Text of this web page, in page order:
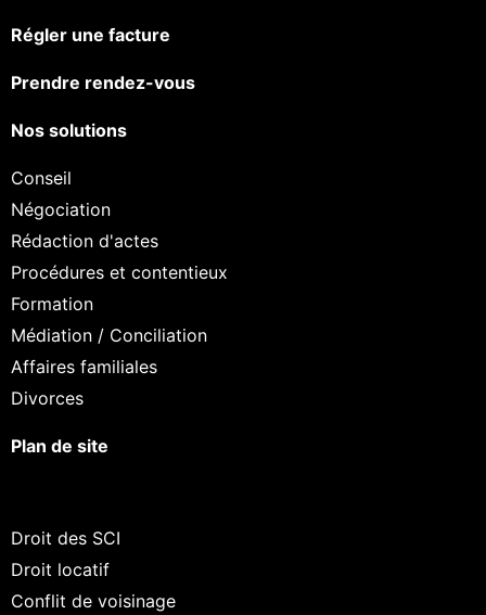
Régler une facture
Prendre rendez-vous
Nos solutions
Conseil
Négociation
Rédaction d'actes
Procédures et contentieux
Formation
Médiation / Conciliation
Affaires familiales
Divorces
Plan de site
Droit des SCI
Droit locatif
Conflit de voisinage